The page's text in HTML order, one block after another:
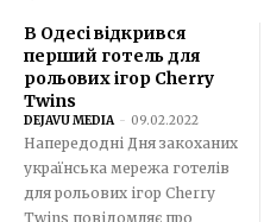
В Одесі відкрився
перший готель для
рольових ігор Cherry
Twins
DEJAVU MEDIA - 09.02.2022
Напередодні Дня закоханих
українська мережа готелів
для рольових ігор Cherry
Twins повідомляє про